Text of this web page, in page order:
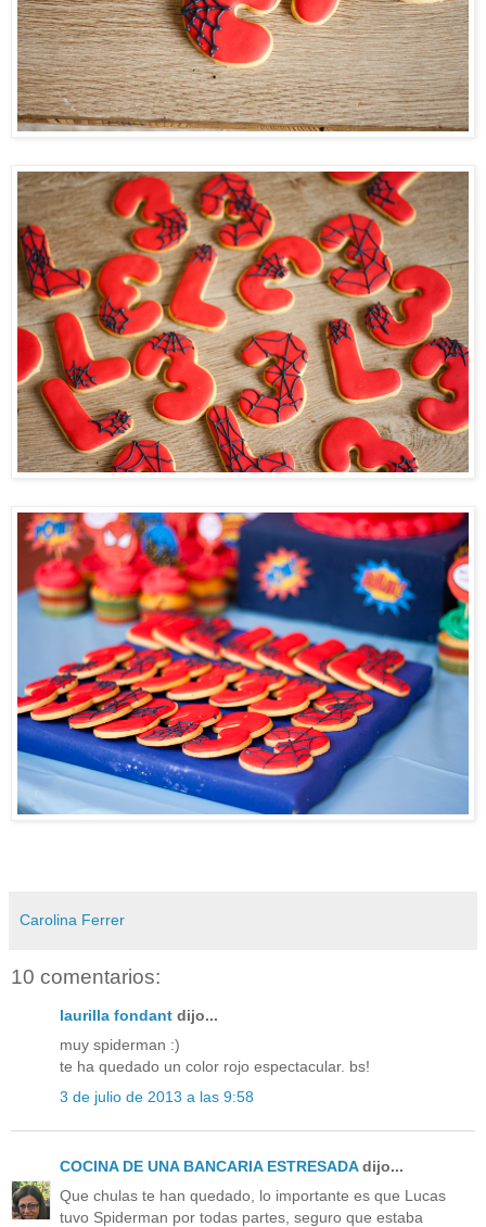
Carolina Ferrer
10 comentarios:
laurilla fondant dijo...
muy spiderman :)
te ha quedado un color rojo espectacular. bs!
3 de julio de 2013 a las 9:58
COCINA DE UNA BANCARIA ESTRESADAdijo...
Que chulas te han quedado, lo importante es que Lucas
tuvo Spiderman por todas partes, seguro que estaba